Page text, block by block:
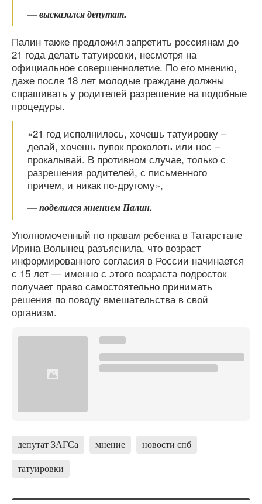
— высказался депутат.
Палин также предложил запретить россиянам до
21 года делать татуировки, несмотря на
официальное совершеннолетие. По его мнению,
даже после 18 лет молодые граждане должны
спрашивать у родителей разрешение на подобные
процедуры.
«21 год исполнилось, хочешь татуировку –
делай, хочешь пупок проколоть или нос –
прокалывай. В противном случае, только с
разрешения родителей, с письменного
причем, и никак по-другому»,
— поделился мнением Палин.
Уполномоченный по правам ребенка в Татарстане
Ирина Волынец разъяснила, что возраст
информированного согласия в России начинается
с 15 лет — именно с этого возраста подросток
получает право самостоятельно принимать
решения по поводу вмешательства в свой
организм.
депутат ЗАГСа мнение
новости спб
татуировки